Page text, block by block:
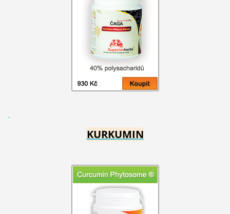
KURKUMIN